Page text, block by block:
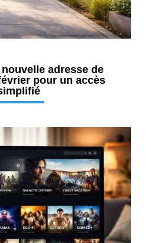
adresse de
pour un accès